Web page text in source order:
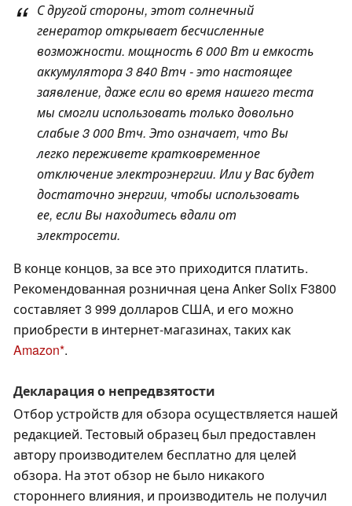
С другой стороны, этот солнечный
генератор открывает бесчисленные
возможности. мощность 6 000 Вт и емкость
аккумулятора 3 840 Втч - это настоящее
заявление, даже если во время нашего теста
мы смогли использовать только довольно
слабые 3 000 Втч. Это означает, что Вы
легко переживете кратковременное
отключение электроэнергии. Или у Вас будет
достаточно энергии, чтобы использовать
ее, если Вы находитесь вдали от
электросети.
В конце концов, за все это приходится платить.
Рекомендованная розничная цена Anker Solix F3800
составляет 3 999 долларов США, и его можно
приобрести в интернет-магазинах, таких как
Amazon .
Декларация о непредвзятости
Отбор устройств для обзора осуществляется нашей
редакцией. Тестовый образец был предоставлен
автору производителем бесплатно для целей
обзора. На этот обзор не было никакого
стороннего влияния, и производитель не получил